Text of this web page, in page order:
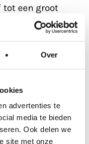
Over
advertenties te
media te bieden
Ook delen we
site met onze
een groot